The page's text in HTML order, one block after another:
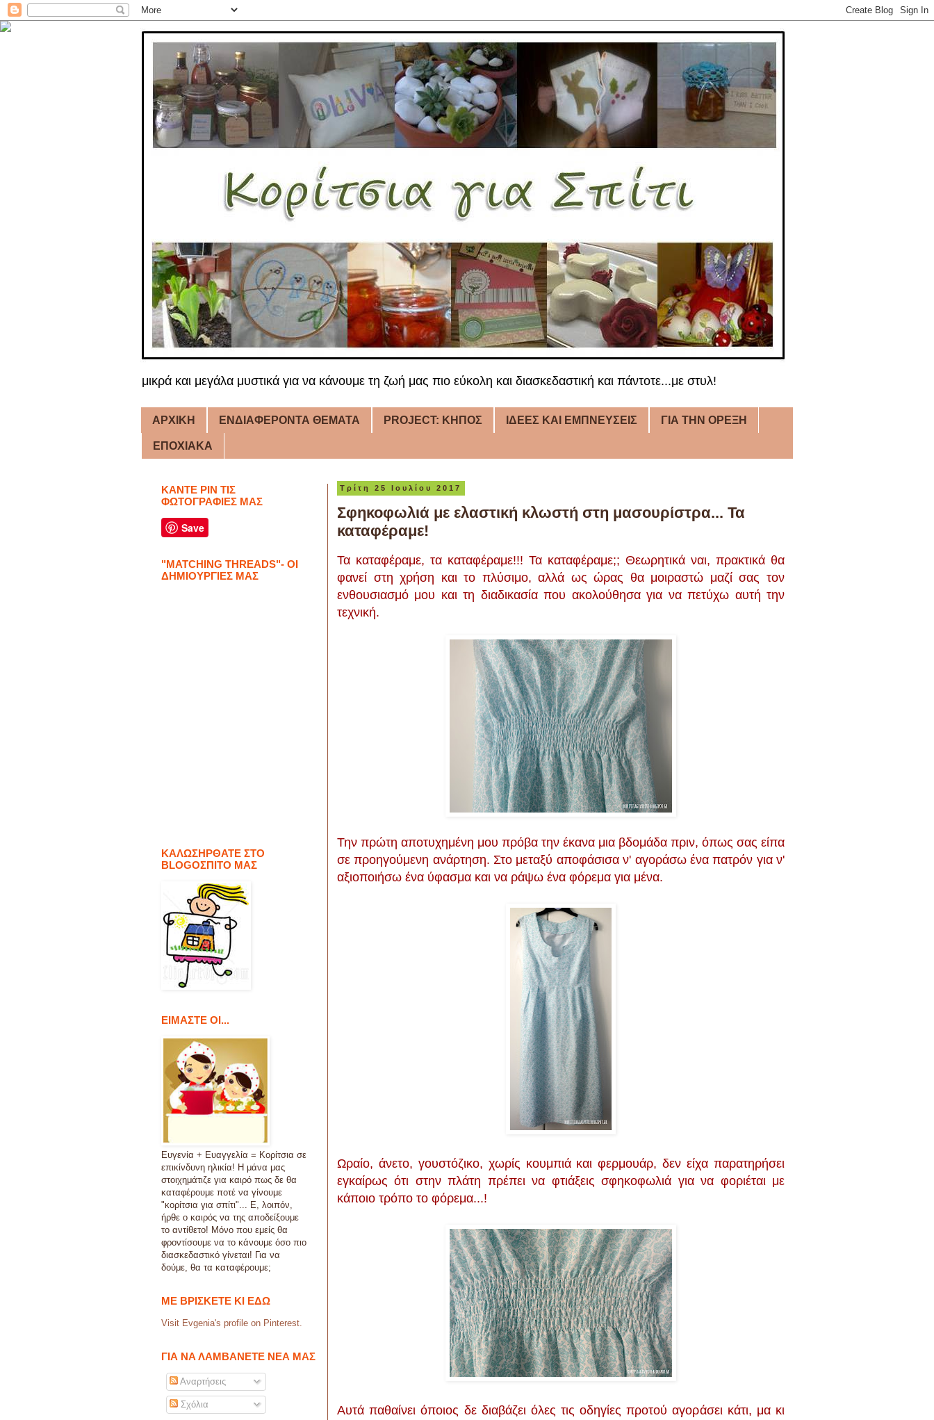
μικρά και μεγάλα μυστικά για να κάνουμε τη ζωή μας πιο εύκολη και διασκεδαστική και πάντοτε...με στυλ!
ΑΡΧΙΚΗ ΕΝΔΙΑΦΕΡΟΝΤΑ ΘΕΜΑΤΑ PROJECT: ΚΗΠΟΣ ΙΔΕΕΣ ΚΑΙ ΕΜΠΝΕΥΣΕΙΣ ΓΙΑ ΤΗΝ ΟΡΕΞΗ
ΕΠΟΧΙΑΚΑ
Τρίτη 25 Ιουλίου 2017
Σφηκοφωλιά με ελαστική κλωστή στη μασουρίστρα... Τα
καταφέραμε!
Τα καταφέραμε, τα καταφέραμε!!! Τα καταφέραμε;; Θεωρητικά ναι, πρακτικά θα
φανεί στη χρήση και το πλύσιμο, αλλά ως ώρας θα μοιραστώ μαζί σας τον
ενθουσιασμό μου και τη διαδικασία που ακολούθησα για να πετύχω αυτή την
τεχνική.
Την πρώτη αποτυχημένη μου πρόβα την έκανα μια βδομάδα πριν, όπως σας είπα
σε προηγούμενη ανάρτηση. Στο μεταξύ αποφάσισα ν' αγοράσω ένα πατρόν για ν'
αξιοποιήσω ένα ύφασμα και να ράψω ένα φόρεμα για μένα.
Ωραίο, άνετο, γουστόζικο, χωρίς κουμπιά και φερμουάρ, δεν είχα παρατηρήσει
εγκαίρως ότι στην πλάτη πρέπει να φτιάξεις σφηκοφωλιά για να φοριέται με
κάποιο τρόπο το φόρεμα...!
Αυτά παθαίνει όποιος δε διαβάζει όλες τις οδηγίες προτού αγοράσει κάτι, μα κι
ΚΑΝΤΕ PIN ΤΙΣ
ΦΩΤΟΓΡΑΦΙΕΣ ΜΑΣ
Save
"MATCHING THREADS"- ΟΙ
ΔΗΜΙΟΥΡΓΙΕΣ ΜΑΣ
ΚΑΛΩΣΗΡΘΑΤΕ ΣΤΟ
BLOGΟΣΠΙΤΟ ΜΑΣ
ΕΙΜΑΣΤΕ ΟΙ...
Ευγενία + Ευαγγελία = Κορίτσια σε
επικίνδυνη ηλικία! Η μάνα μας
στοιχημάτιζε για καιρό πως δε θα
καταφέρουμε ποτέ να γίνουμε
"κορίτσια για σπίτι"... Ε, λοιπόν,
ήρθε ο καιρός να της αποδείξουμε
το αντίθετο! Μόνο που εμείς θα
φροντίσουμε να το κάνουμε όσο πιο
διασκεδαστικό γίνεται! Για να
δούμε, θα τα καταφέρουμε;
ΜΕ ΒΡΙΣΚΕΤΕ ΚΙ ΕΔΩ
Visit Evgenia's profile on Pinterest.
ΓΙΑ ΝΑ ΛΑΜΒΑΝΕΤΕ ΝΕΑ ΜΑΣ
Αναρτήσεις
Σχόλια